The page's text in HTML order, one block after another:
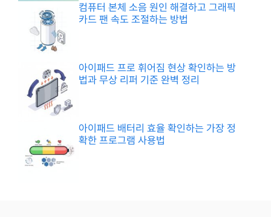
컴퓨터 본체 소음 원인 해결하고 그래픽
카드 팬 속도 조절하는 방법
아이패드 프로 휘어짐 현상 확인하는 방
법과 무상 리퍼 기준 완벽 정리
아이패드 배터리 효율 확인하는 가장 정
확한 프로그램 사용법